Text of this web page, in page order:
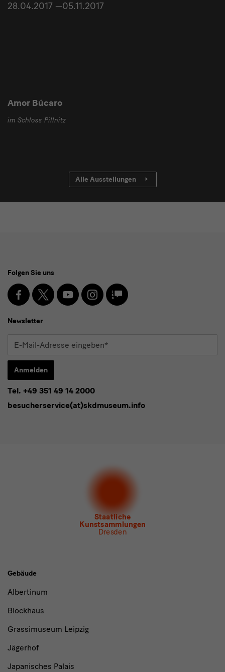
28.04.2017 —05.11.2017
Amor Búcaro
im Schloss Pillnitz
Alle Ausstellungen
Media
und
Newsletter
Folgen Sie uns
Facebook
X YoutubeInstagramSKD
Blog
Newsletter
E-
Adresse
Anmelden
* Pflichtfeld
Ich stimme derDatenschutzerklärung
Museum für Sächsische Volkskunst
Tel. +49 351 49 14 2000
besucherservice(at)skdmuseum.info
Staatliche
Kunstsammlungen
Dresden
Gebäude,
Museen
Institutionen
Gebäude
Albertinum
Blockhaus
Grassimuseum Leipzig
Jägerhof
Japanisches Palais